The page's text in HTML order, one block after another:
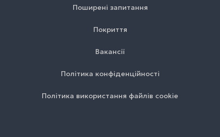
Поширені запитання
Покриття
Вакансії
Політика конфіденційності
Політика використання файлів cookie